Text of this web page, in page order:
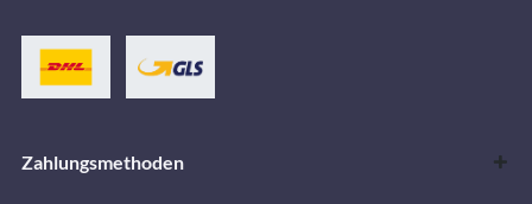
Zahlungsmethoden